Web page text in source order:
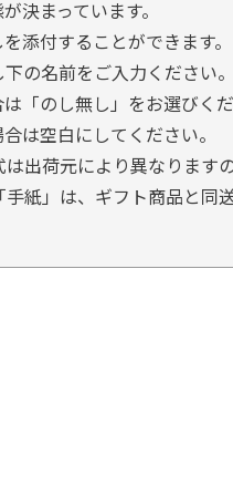
決まっています。
添付することができます
の名前をご入力ください
「のし無し」をお選びく
は空白にしてください。
出荷元により異なります
手紙」は、ギフト商品と